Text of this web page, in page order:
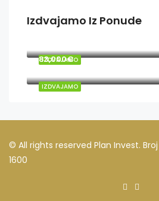
Izdvajamo Iz Ponude
IZDVAJAMO
IZDVAJAMO
83,000€
© All rights reserved Plan Invest.
1600